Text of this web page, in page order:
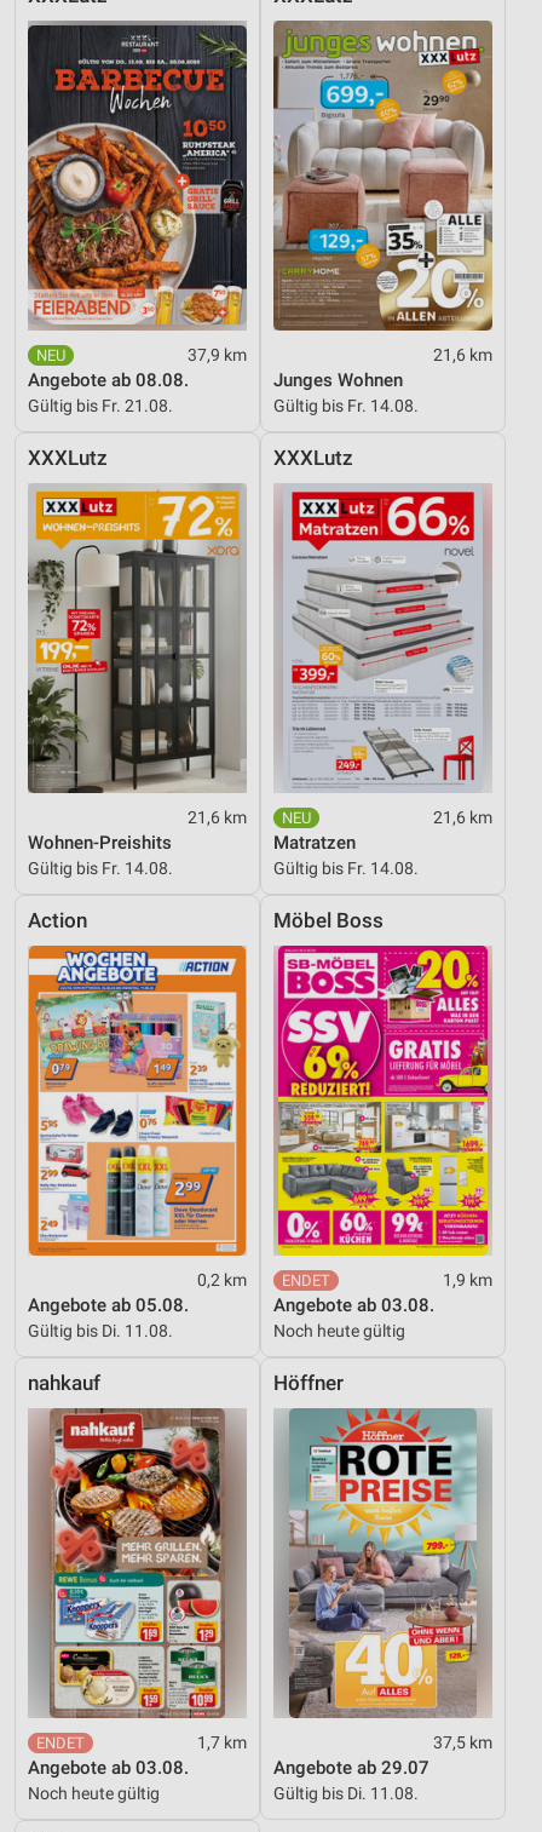
37,9 km
Angebote ab 08.08.
Gültig bis Fr. 21.08.
21,6 km
Junges Wohnen
Gültig bis Fr. 14.08.
XXXLutz
21,6 km
Wohnen-Preishits
Gültig bis Fr. 14.08.
XXXLutz
21,6 km
Matratzen
Gültig bis Fr. 14.08.
Action
0,2 km
Angebote ab 05.08.
Gültig bis Di. 11.08.
Möbel Boss
1,9 km
Angebote ab 03.08.
Noch heute gültig
nahkauf
1,7 km
Angebote ab 03.08.
Noch heute gültig
Höffner
37,5 km
Angebote ab 29.07
Gültig bis Di. 11.08.